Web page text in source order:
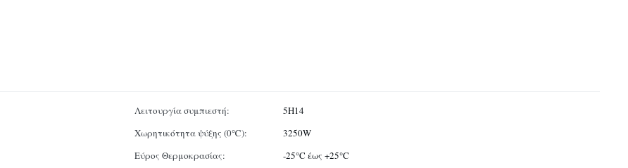
Λειτουργία συμπιεστή:
5Η14
Χωρητικότητα ψύξης (0℃):
3250W
Εύρος Θερμοκρασίας:
-25°C έως +25°C